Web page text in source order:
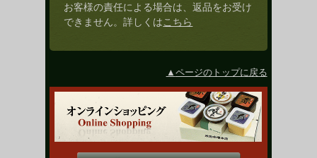
お客様の責任による場合は、返品をお受け
できません。詳しくはこちら
ページのトップに戻る